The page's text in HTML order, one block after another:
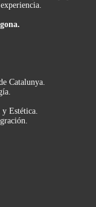
Catalunya.
y Estética.